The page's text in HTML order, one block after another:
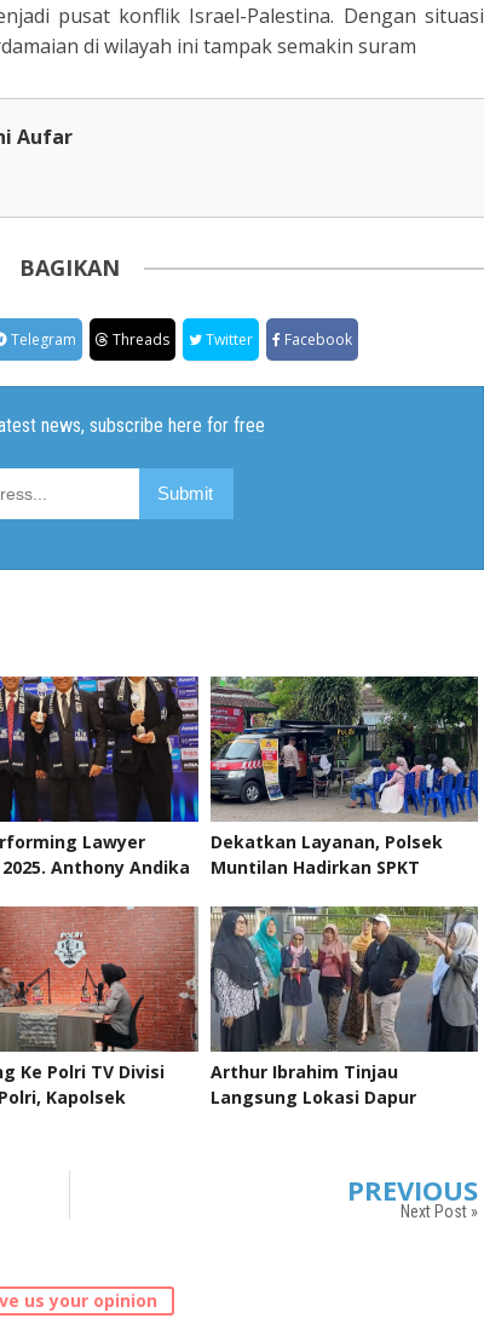
pusat konflik Israel-Palestina. Dengan situasi
di wilayah ini tampak semakin suram
Aufar
BAGIKAN
Telegram Threads Twitter Facebook
Lawyer
Anthony Andika
Dekatkan Layanan, Polsek
Muntilan Hadirkan SPKT
Ke Polri TV Divisi
Kapolsek
Arthur Ibrahim Tinjau
Langsung Lokasi Dapur
PREVIOUS
Next Post »
us your opinion